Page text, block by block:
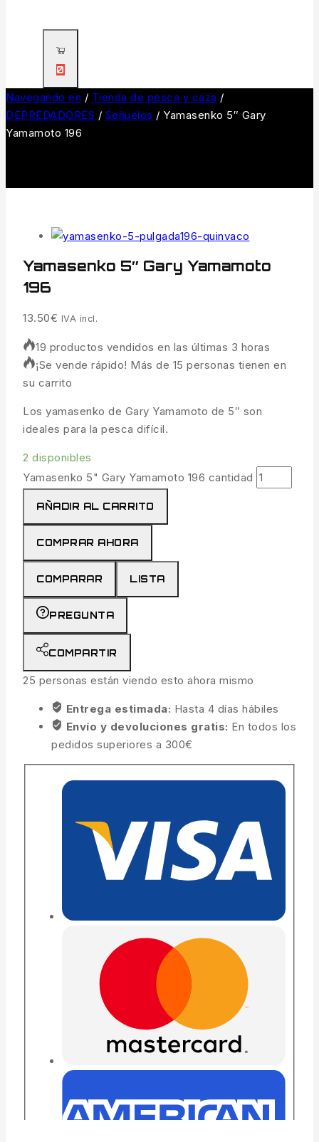
0
Navegando en / Tienda de pesca y caza /
DEPREDADORES / Señuelos / Yamasenko 5″ Gary
Yamamoto 196
Yamasenko 5″ Gary Yamamoto
196
13.50€ IVA incl.
19 productos vendidos en las últimas 3 horas
¡Se vende rápido! Más de 15 personas tienen en
su carrito
Los yamasenko de Gary Yamamoto de 5″ son
ideales para la pesca difícil.
2 disponibles
Yamasenko 5" Gary Yamamoto 196 cantidad
AÑADIR AL CARRITO
COMPRAR AHORA
COMPARAR LISTA
PREGUNTA
COMPARTIR
25 personas están viendo esto ahora mismo
Entrega estimada: Hasta 4 días hábiles
Envío y devoluciones gratis: En todos los
pedidos superiores a 300€